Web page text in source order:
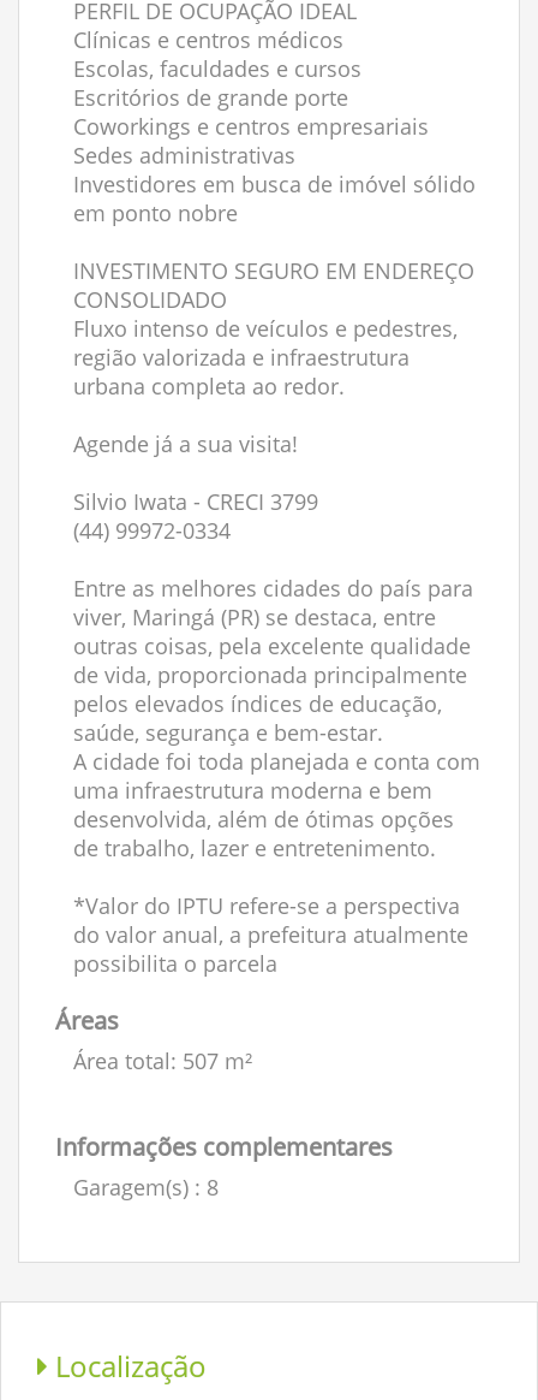
PERFIL DE OCUPAÇÃO IDEAL
Clínicas e centros médicos
Escolas, faculdades e cursos
Escritórios de grande porte
Coworkings e centros empresariais
Sedes administrativas
Investidores em busca de imóvel sólido
em ponto nobre
INVESTIMENTO SEGURO EM ENDEREÇO
CONSOLIDADO
Fluxo intenso de veículos e pedestres,
região valorizada e infraestrutura
urbana completa ao redor.
Agende já a sua visita!
Silvio Iwata - CRECI 3799
(44) 99972-0334
Entre as melhores cidades do país para
viver, Maringá (PR) se destaca, entre
outras coisas, pela excelente qualidade
de vida, proporcionada principalmente
pelos elevados índices de educação,
saúde, segurança e bem-estar.
A cidade foi toda planejada e conta com
uma infraestrutura moderna e bem
desenvolvida, além de ótimas opções
de trabalho, lazer e entretenimento.
*Valor do IPTU refere-se a perspectiva
do valor anual, a prefeitura atualmente
possibilita o parcela
Áreas
Área total: 507 m²
Informações complementares
Garagem(s) : 8
Localização